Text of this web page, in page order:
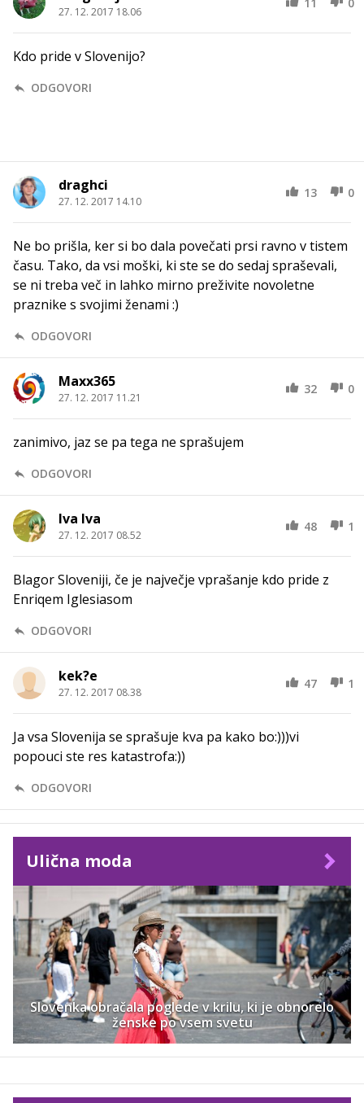
27. 12. 2017 18.06
Kdo pride v Slovenijo?
ODGOVORI
draghci
27. 12. 2017 14.10
13 0
Ne bo prišla, ker si bo dala povečati prsi ravno v tistem
času. Tako, da vsi moški, ki ste se do sedaj spraševali,
se ni treba več in lahko mirno preživite novoletne
praznike s svojimi ženami :)
ODGOVORI
Maxx365
27. 12. 2017 11.21
32 0
zanimivo, jaz se pa tega ne sprašujem
ODGOVORI
Iva Iva
27. 12. 2017 08.52
48 1
Blagor Sloveniji, če je največje vprašanje kdo pride z
Enriqem Iglesiasom
ODGOVORI
kek?e
27. 12. 2017 08.38
47 1
Ja vsa Slovenija se sprašuje kva pa kako bo:)))vi
popouci ste res katastrofa:))
ODGOVORI
Ulična moda
Slovenka obračala poglede v krilu, ki je obnorelo
ženske po vsem svetu